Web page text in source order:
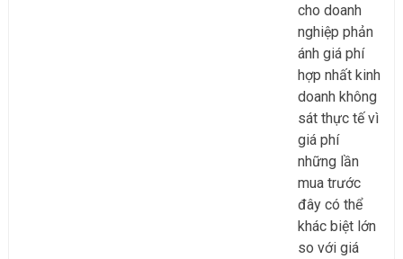
cho doanh
nghiệp phản
ánh giá phí
hợp nhất kinh
doanh không
sát thực tế vì
giá phí
những lần
mua trước
đây có thể
khác biệt lớn
so với giá